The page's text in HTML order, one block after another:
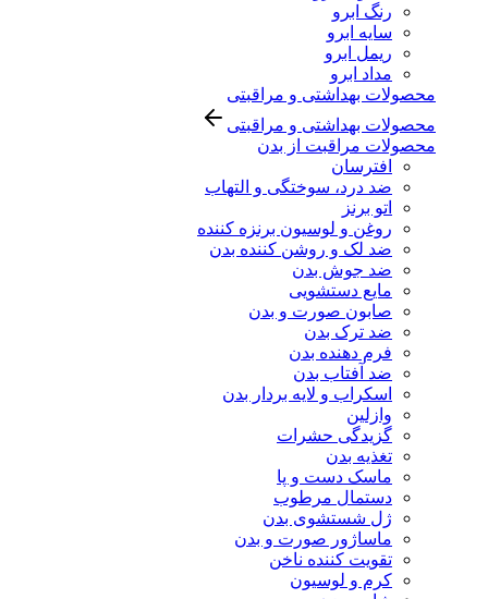
رنگ ابرو
سایه ابرو
ریمل ابرو
مداد ابرو
محصولات بهداشتی و مراقبتی
محصولات بهداشتی و مراقبتی
محصولات مراقبت از بدن
افترسان
ضد درد، سوختگی و التهاب
اتو برنز
روغن و لوسیون برنزه کننده
ضد لک و روشن کننده بدن
ضد جوش بدن
مایع دستشویی
صابون صورت و بدن
ضد ترک بدن
فرم دهنده بدن
ضد آفتاب بدن
اسکراب و لایه بردار بدن
وازلین
گزیدگی حشرات
تغذیه بدن
ماسک دست و پا
دستمال مرطوب
ژل شستشوی بدن
ماساژور صورت و بدن
تقویت کننده ناخن
کرم و لوسیون